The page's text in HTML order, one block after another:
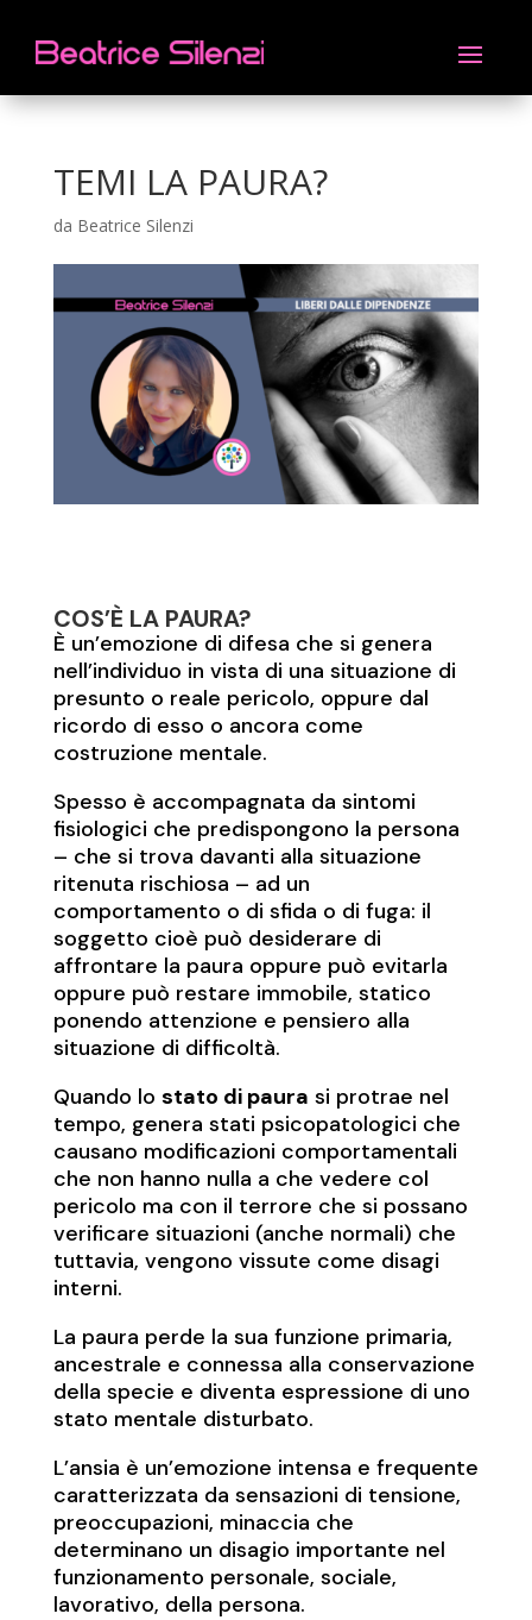
TEMI LA PAURA?
da Beatrice Silenzi
COS’È LA PAURA?
È un’emozione di difesa che si genera
nell’individuo in vista di una situazione di
presunto o reale pericolo, oppure dal
ricordo di esso o ancora come
costruzione mentale.
Spesso è accompagnata da sintomi
fisiologici che predispongono la persona
– che si trova davanti alla situazione
ritenuta rischiosa – ad un
comportamento o di sfida o di fuga: il
soggetto cioè può desiderare di
affrontare la paura oppure può evitarla
oppure può restare immobile, statico
ponendo attenzione e pensiero alla
situazione di difficoltà.
Quando lo stato di paura si protrae nel
tempo, genera stati psicopatologici che
causano modificazioni comportamentali
che non hanno nulla a che vedere col
pericolo ma con il terrore che si possano
verificare situazioni (anche normali) che
tuttavia, vengono vissute come disagi
interni.
La paura perde la sua funzione primaria,
ancestrale e connessa alla conservazione
della specie e diventa espressione di uno
stato mentale disturbato.
L’ansia è un’emozione intensa e frequente
caratterizzata da sensazioni di tensione,
preoccupazioni, minaccia che
determinano un disagio importante nel
funzionamento personale, sociale,
lavorativo, della persona.